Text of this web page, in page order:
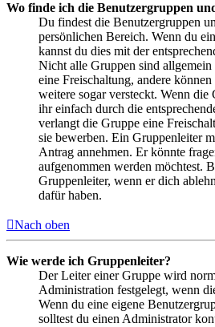
Wo finde ich die Benutzergruppen
Du findest die Benutzergruppen
persönlichen Bereich. Wenn du
kannst du dies mit der
Nicht alle Gruppen sind
eine Freischaltung, andere können
weitere sogar versteckt. Wenn die
ihr einfach durch die
verlangt die Gruppe eine
sie bewerben. Ein Gruppenleiter
Antrag annehmen. Er könnte
aufgenommen werden möchtest.
Gruppenleiter, wenn er dich
dafür haben.
Nach oben
Wie werde ich Gruppenleiter?
Der Leiter einer Gruppe wird
Administration festgelegt, wenn
Wenn du eine eigene
solltest du einen Administrator